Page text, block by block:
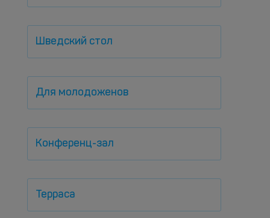
Шведский стол
Для молодоженов
Конференц-зал
Терраса